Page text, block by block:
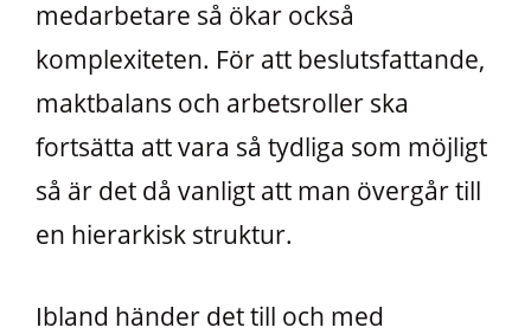
medarbetare så ökar också
komplexiteten. För att beslutsfattande,
maktbalans och arbetsroller ska
fortsätta att vara så tydliga som möjligt
så är det då vanligt att man övergår till
en hierarkisk struktur.
Ibland händer det till och med